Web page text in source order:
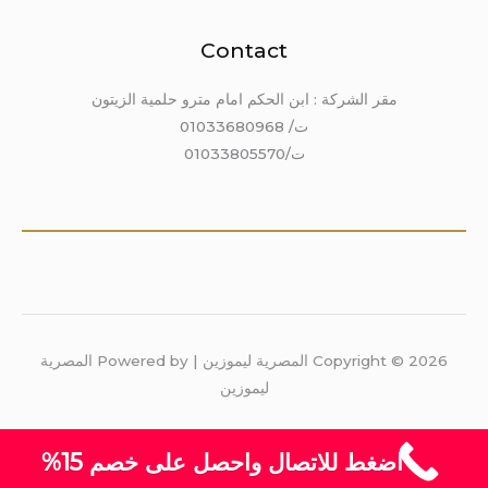
Contact
مقر الشركة : ابن الحكم امام مترو حلمية الزيتون
ت/ 01033680968
ت/01033805570
Copyright © 2026 المصرية ليموزين | Powered by المصرية
ليموزين
اضغط للاتصال واحصل على خصم 15%